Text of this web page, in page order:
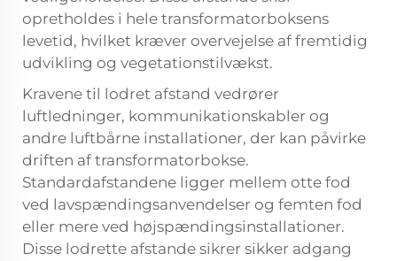
opretholdes i hele transformatorboksens
levetid, hvilket kræver overvejelse af fremtidig
udvikling og vegetationstilvækst.
Kravene til lodret afstand vedrører
luftledninger, kommunikationskabler og
andre luftbårne installationer, der kan påvirke
driften af transformatorbokse.
Standardafstandene ligger mellem otte fod
ved lavspændingsanvendelser og femten fod
eller mere ved højspændingsinstallationer.
Disse lodrette afstande sikrer sikker adgang